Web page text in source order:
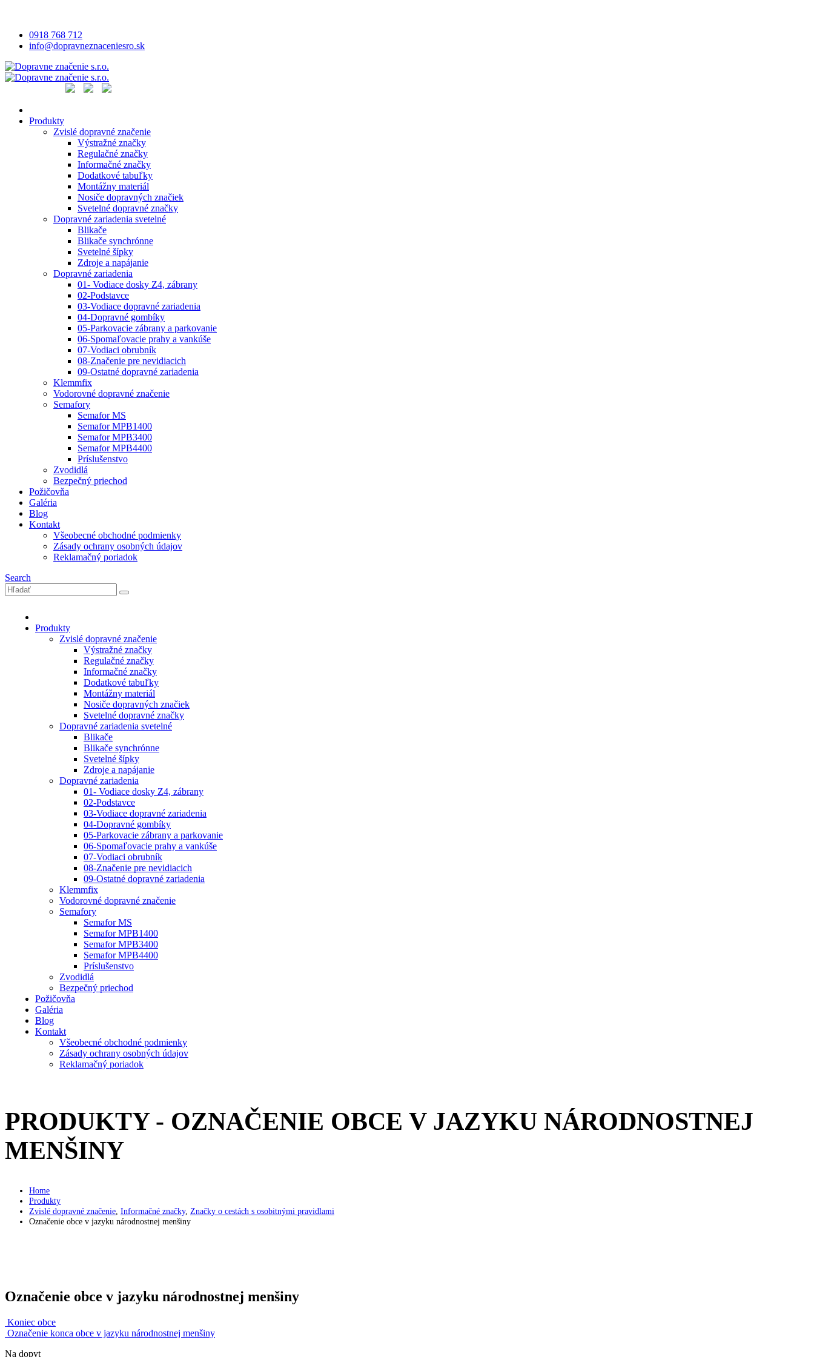
0918 768 712
info@dopravneznaceniesro.sk
Produkty
Zvislé dopravné značenie
Výstražné značky
Regulačné značky
Informačné značky
Dodatkové tabuľky
Montážny materiál
Nosiče dopravných značiek
Svetelné dopravné značky
Dopravné zariadenia svetelné
Blikače
Blikače synchrónne
Svetelné šípky
Zdroje a napájanie
Dopravné zariadenia
01- Vodiace dosky Z4, zábrany
02-Podstavce
03-Vodiace dopravné zariadenia
04-Dopravné gombíky
05-Parkovacie zábrany a parkovanie
06-Spomaľovacie prahy a vankúše
07-Vodiaci obrubník
08-Značenie pre nevidiacich
09-Ostatné dopravné zariadenia
Klemmfix
Vodorovné dopravné značenie
Semafory
Semafor MS
Semafor MPB1400
Semafor MPB3400
Semafor MPB4400
Príslušenstvo
Zvodidlá
Bezpečný priechod
Požičovňa
Galéria
Blog
Kontakt
Všeobecné obchodné podmienky
Zásady ochrany osobných údajov
Reklamačný poriadok
Search
Produkty
Zvislé dopravné značenie
Výstražné značky
Regulačné značky
Informačné značky
Dodatkové tabuľky
Montážny materiál
Nosiče dopravných značiek
Svetelné dopravné značky
Dopravné zariadenia svetelné
Blikače
Blikače synchrónne
Svetelné šípky
Zdroje a napájanie
Dopravné zariadenia
01- Vodiace dosky Z4, zábrany
02-Podstavce
03-Vodiace dopravné zariadenia
04-Dopravné gombíky
05-Parkovacie zábrany a parkovanie
06-Spomaľovacie prahy a vankúše
07-Vodiaci obrubník
08-Značenie pre nevidiacich
09-Ostatné dopravné zariadenia
Klemmfix
Vodorovné dopravné značenie
Semafory
Semafor MS
Semafor MPB1400
Semafor MPB3400
Semafor MPB4400
Príslušenstvo
Zvodidlá
Bezpečný priechod
Požičovňa
Galéria
Blog
Kontakt
Všeobecné obchodné podmienky
Zásady ochrany osobných údajov
Reklamačný poriadok
PRODUKTY - OZNAČENIE OBCE V JAZYKU NÁRODNOSTNEJ
MENŠINY
Home
Produkty
Zvislé dopravné značenie Informačné značky, Značky o cestách s osobitnými pravidlami
Označenie obce v jazyku národnostnej menšiny
Označenie obce v jazyku národnostnej menšiny
Koniec obce
Označenie konca obce v jazyku národnostnej menšiny
Na dopyt